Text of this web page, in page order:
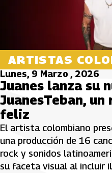
ARTISTAS
Lunes, 9 Marzo , 2026
Juanes lanza su
JuanesTeban, un
feliz
El artista colombiano
una producción de 16
rock y sonidos
su faceta visual al incluir